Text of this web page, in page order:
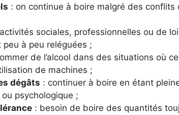
: on continue à boire malgré des
sociales, professionnelles ou de
à peu reléguées ;
de l’alcool dans des situations où
de machines ;
dégâts : continuer à boire en étant
psychologique ;
: besoin de boire des quantités